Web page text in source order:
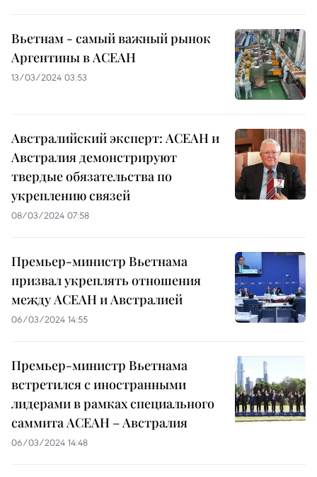
Вьетнам - самый важный рынок
Аргентины в АСЕАН
13/03/2024 03:53
Австралийский эксперт: АСЕАН и
Австралия демонстрируют
твердые обязательства по
укреплению связей
08/03/2024 07:58
Премьер-министр Вьетнама
призвал укреплять отношения
между АСЕАН и Австралией
06/03/2024 14:55
Премьер-министр Вьетнама
встретился с иностранными
лидерами в рамках специального
саммита АСЕАН – Австралия
06/03/2024 14:48